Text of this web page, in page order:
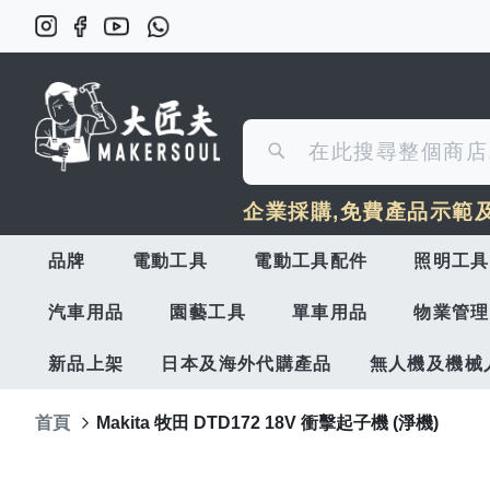
尋
搜
尋
企業採購,免費產品示範
品牌 電動工具 電動工具配件 照明工具
汽車用品 園藝工具 單車用品 物業管
新品上架 日本及海外代購產品 無人機及機械
首頁 Makita 牧田 DTD172 18V 衝擊起子機 (淨機)